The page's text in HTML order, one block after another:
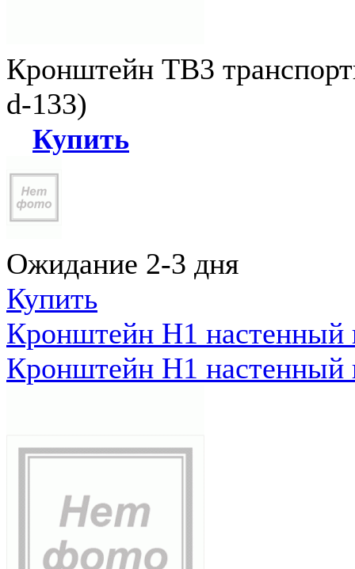
Кронштейн ТВ3
d-133)
Купить
Ожидание 2-3 дня
Купить
Кронштейн Н1
Кронштейн Н1